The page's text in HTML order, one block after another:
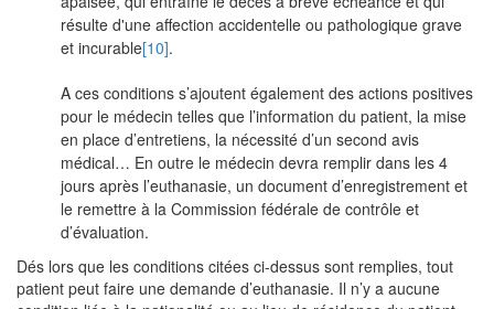
résulte d'une affection accidentelle ou pathologique grave
et incurable[10].
A ces conditions s’ajoutent également des actions positives
pour le médecin telles que l’information du patient, la mise
en place d’entretiens, la nécessité d’un second avis
médical… En outre le médecin devra remplir dans les 4
jours après l’euthanasie, un document d’enregistrement et
le remettre à la Commission fédérale de contrôle et
d’évaluation.
Dés lors que les conditions citées ci-dessus sont remplies, tout
patient peut faire une demande d’euthanasie. Il n’y a aucune